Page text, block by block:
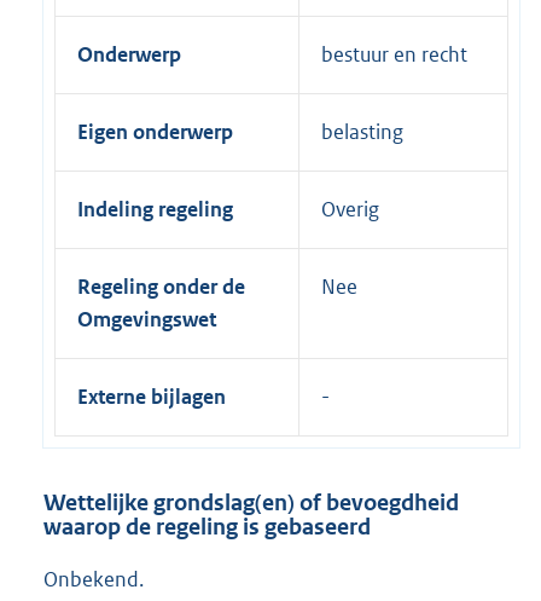
Onderwerp bestuur en recht
Eigen onderwerp belasting
Indeling regeling Overig
Regeling onder de
Omgevingswet
Nee
Externe bijlagen
Wettelijke grondslag(en) of bevoegdheid
waarop de regeling is gebaseerd
Onbekend.